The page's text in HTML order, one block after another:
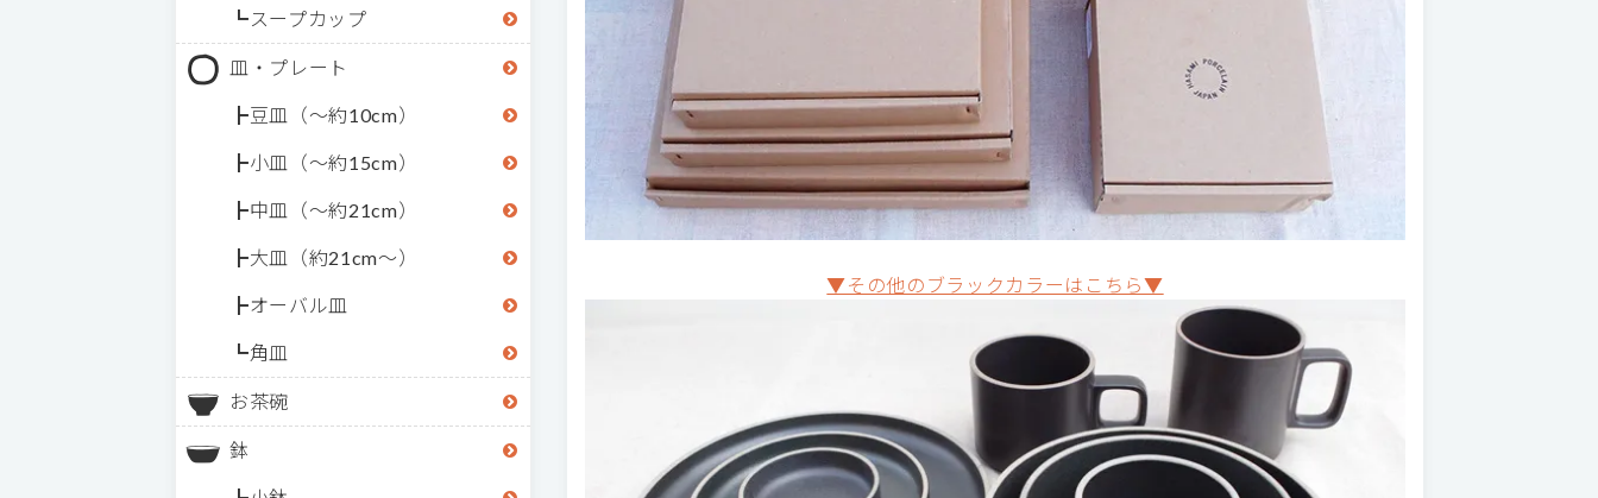
スープカップ
皿・プレート
豆皿（～約10cm）
小皿（～約15cm）
中皿（～約21cm）
大皿（約21cm～）
オーバル皿
角皿
お茶碗
鉢
▼その他のブラックカラーはこちら▼